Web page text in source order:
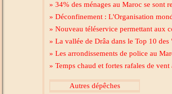
» 34% des ménages au Maroc se sont
» Déconfinement : L'Organisation
» Nouveau téléservice permettant aux
» La vallée de Drâa dans le Top 10
» Les arrondissements de police au
» Temps chaud et fortes rafales de vent
Autres dépêches